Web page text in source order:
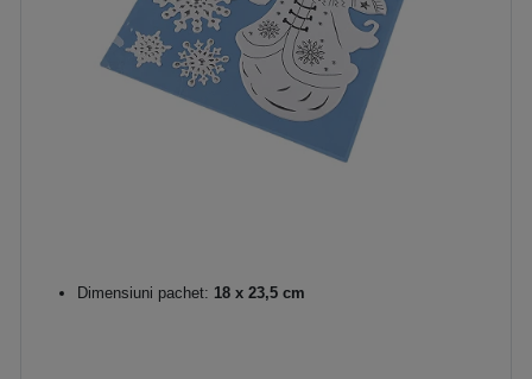
Dimensiuni pachet: 18 x 23,5 cm